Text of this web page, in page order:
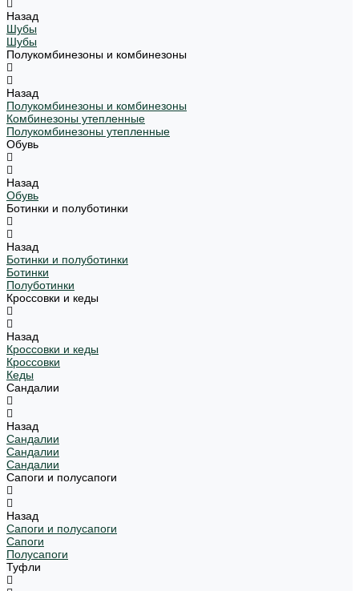
Назад
Шубы
Шубы
Полукомбинезоны и комбинезоны
Назад
Полукомбинезоны и комбинезоны
Комбинезоны утепленные
Полукомбинезоны утепленные
Обувь
Назад
Обувь
Ботинки и полуботинки
Назад
Ботинки и полуботинки
Ботинки
Полуботинки
Кроссовки и кеды
Назад
Кроссовки и кеды
Кроссовки
Кеды
Сандалии
Назад
Сандалии
Сандалии
Сандалии
Сапоги и полусапоги
Назад
Сапоги и полусапоги
Сапоги
Полусапоги
Туфли